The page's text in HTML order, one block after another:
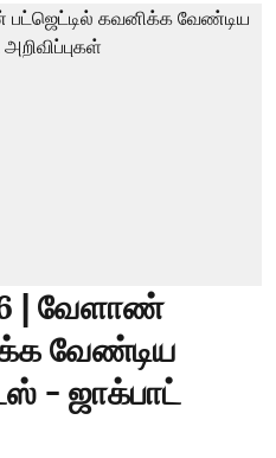
| வேளாண்
வேண்டிய
- ஜாக்பாட்